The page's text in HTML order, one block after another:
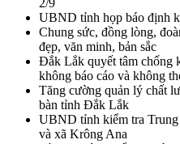
2/9
UBND tỉnh họp báo định
Chung sức, đồng lòng,
đẹp, văn minh, bản sắc
Đắk Lắk quyết tâm chống
không báo cáo và không
Tăng cường quản lý chất
bàn tỉnh Đắk Lắk
UBND tỉnh kiểm tra Trung
và xã Krông Ana